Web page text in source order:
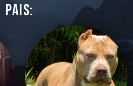
PAIS: